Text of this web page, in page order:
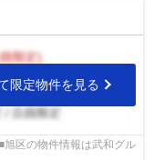
限定物件を見る
区の物件情報は武和グル